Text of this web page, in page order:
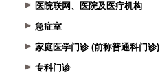
医院联网、医院及医疗机构
急症室
家庭医学门诊 (前称普通科门诊)
专科门诊